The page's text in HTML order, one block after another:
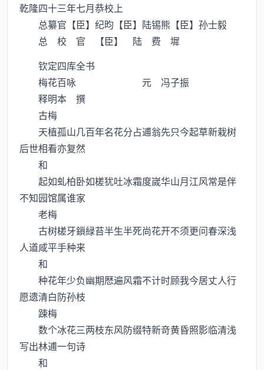
乾隆四十三年七月恭校上
总纂官【臣】纪昀【臣】陆锡熊【臣】孙士毅
总 校 官 【臣】 陆 费 墀
钦定四库全书
梅花百咏 元 冯子振
释明本 撰
古梅
天植孤山几百年名花分占逋翁先只今起草新栽树
后世相看亦复然
和
起如虬柏卧如槎犹吐冰霜度嵗华山月江风常是伴
不知园馆属谁家
老梅
古树槎牙鎻緑苔半生半死尚花开不须更问春深浅
人道咸平手种来
和
种花年少负幽期厯遍风霜不计时顾我今居丈人行
愿遗清白防孙枝
踈梅
数个冰花三两枝东风防缀特新竒黄昏照影临清浅
写出林逋一句诗
和